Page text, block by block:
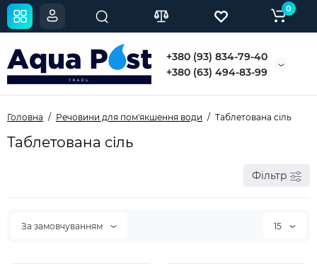
+380 (93) 834-79-40
+380 (63) 494-83-99
0
Головна Речовини для пом'якшення води Таблетована сіль
Таблетована сіль
Фільтр
За замовчуванням 15